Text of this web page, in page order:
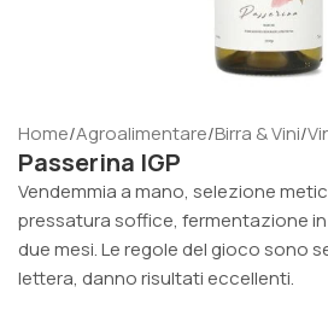
Home/Agroalimentare/Birra & Vini/
Passerina IGP
Vendemmia a mano, selezione
pressatura soffice, fermentazione
due mesi. Le regole del gioco sono
lettera, danno risultati eccellenti.